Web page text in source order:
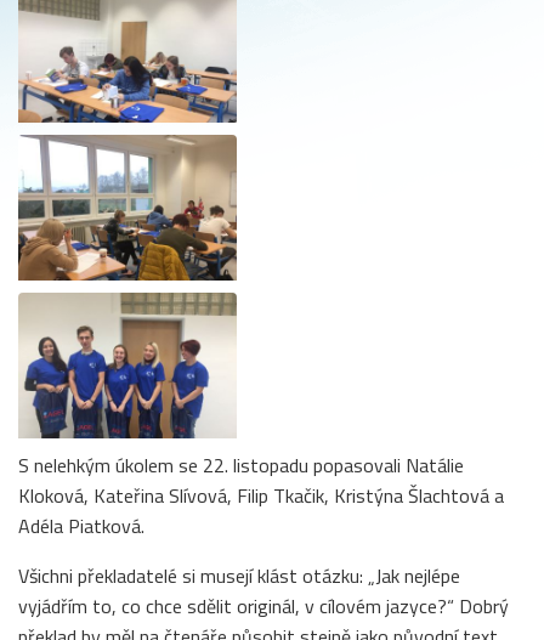
S nelehkým úkolem se 22. listopadu popasovali Natálie
Kloková, Kateřina Slívová, Filip Tkačik, Kristýna Šlachtová a
Adéla Piatková.
Všichni překladatelé si musejí klást otázku: „Jak nejlépe
vyjádřím to, co chce sdělit originál, v cílovém jazyce?“ Dobrý